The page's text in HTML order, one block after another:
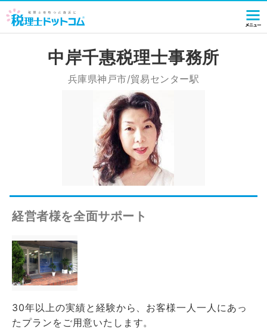
中岸千惠税理士事務所
兵庫県神戸市/貿易センター駅
経営者様を全面サポート
30年以上の実績と経験から、お客様一人一人にあっ
たプランをご用意いたします。